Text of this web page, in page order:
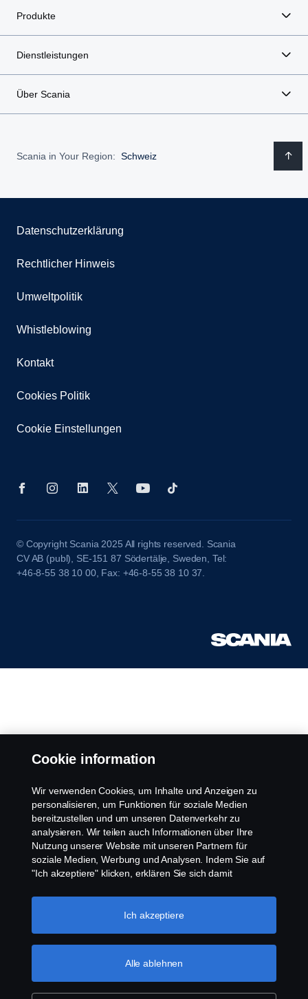
Produkte
Dienstleistungen
Über Scania
Scania in Your Region: Schweiz
Datenschutzerklärung
Rechtlicher Hinweis
Umweltpolitik
Whistleblowing
Kontakt
Cookies Politik
Cookie Einstellungen
© Copyright Scania 2025 All rights reserved. Scania
CV AB (publ), SE-151 87 Södertälje, Sweden, Tel:
+46-8-55 38 10 00, Fax: +46-8-55 38 10 37.
Cookie information
Wir verwenden Cookies, um Inhalte und Anzeigen zu
personalisieren, um Funktionen für soziale Medien
bereitzustellen und um unseren Datenverkehr zu
analysieren. Wir teilen auch Informationen über Ihre
Nutzung unserer Website mit unseren Partnern für
soziale Medien, Werbung und Analysen. Indem Sie auf
"Ich akzeptiere" klicken, erklären Sie sich damit
Informationen weitergegeben werden. Sie können Ihre
Cookies auch verwalten, indem Sie auf die "Cookie-
bitte unseren Abschnitt über Cookies, den Sie durch
Klicken auf den Link unter diesem Text finden
Alle ablehnen
Ich akzeptiere